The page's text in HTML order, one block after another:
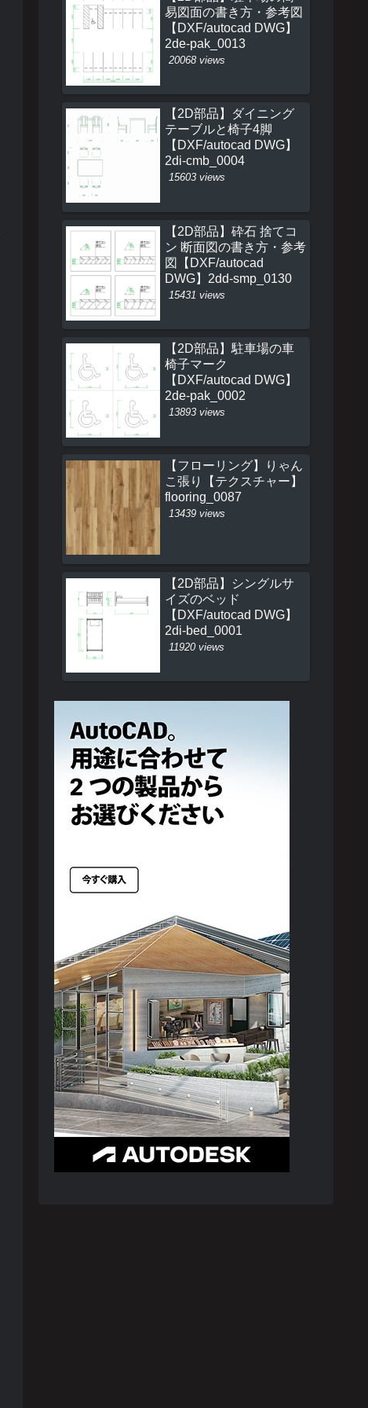
易図面の書き方・参考図
【DXF/autocad DWG】
2de-pak_0013
20068 views
【2D部品】ダイニング
テーブルと椅子4脚
【DXF/autocad DWG】
2di-cmb_0004
15603 views
【2D部品】砕石 捨てコ
ン 断面図の書き方・参考
図【DXF/autocad
DWG】2dd-smp_0130
15431 views
【2D部品】駐車場の車
椅子マーク
【DXF/autocad DWG】
2de-pak_0002
13893 views
【フローリング】りゃん
こ張り【テクスチャー】
flooring_0087
13439 views
【2D部品】シングルサ
イズのベッド
【DXF/autocad DWG】
2di-bed_0001
11920 views